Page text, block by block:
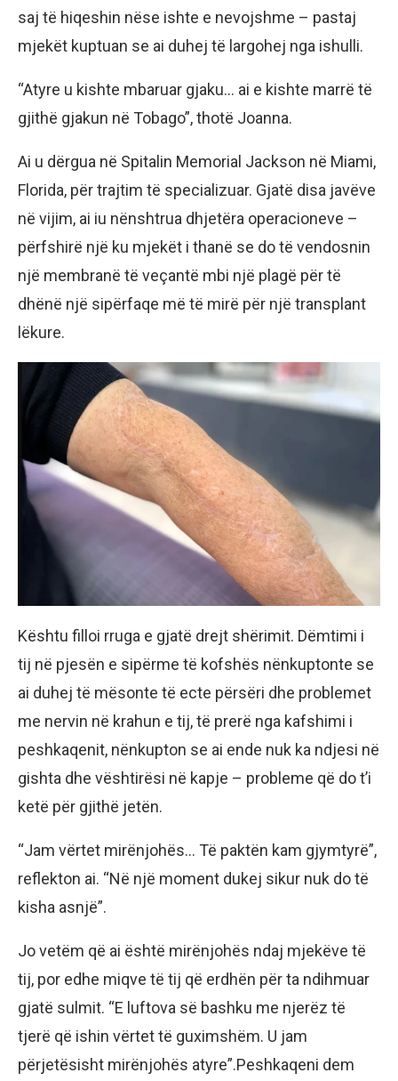
saj të hiqeshin nëse ishte e nevojshme – pastaj
mjekët kuptuan se ai duhej të largohej nga ishulli.
“Atyre u kishte mbaruar gjaku… ai e kishte marrë të
gjithë gjakun në Tobago”, thotë Joanna.
Ai u dërgua në Spitalin Memorial Jackson në Miami,
Florida, për trajtim të specializuar. Gjatë disa javëve
në vijim, ai iu nënshtrua dhjetëra operacioneve –
përfshirë një ku mjekët i thanë se do të vendosnin
një membranë të veçantë mbi një plagë për të
dhënë një sipërfaqe më të mirë për një transplant
lëkure.
Kështu filloi rruga e gjatë drejt shërimit. Dëmtimi i
tij në pjesën e sipërme të kofshës nënkuptonte se
ai duhej të mësonte të ecte përsëri dhe problemet
me nervin në krahun e tij, të prerë nga kafshimi i
peshkaqenit, nënkupton se ai ende nuk ka ndjesi në
gishta dhe vështirësi në kapje – probleme që do t’i
ketë për gjithë jetën.
“Jam vërtet mirënjohës… Të paktën kam gjymtyrë”,
reflekton ai. “Në një moment dukej sikur nuk do të
kisha asnjë”.
Jo vetëm që ai është mirënjohës ndaj mjekëve të
tij, por edhe miqve të tij që erdhën për ta ndihmuar
gjatë sulmit. “E luftova së bashku me njerëz të
tjerë që ishin vërtet të guximshëm. U jam
përjetësisht mirënjohës atyre”.Peshkaqeni dem